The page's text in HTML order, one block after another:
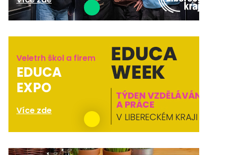
Veletrh škol a firem
EDUCA
EXPO
Více zde